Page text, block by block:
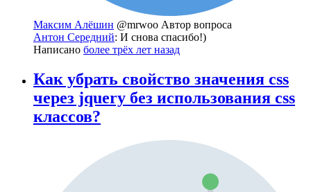
Максим Алёшин @mrwoo Автор вопроса
Антон Середний: И снова спасибо!)
Написано более трёх лет назад
Как убрать свойство значения css
через jquery без использования css
классов?